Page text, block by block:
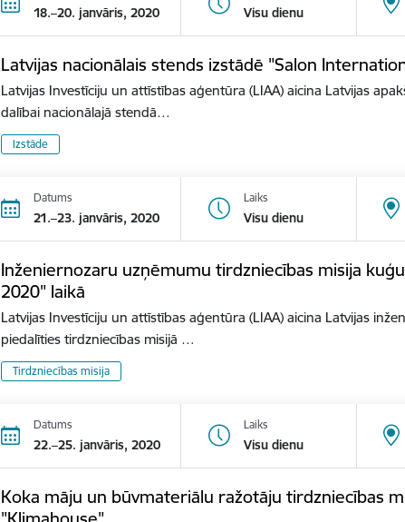
18.–20. janvāris, 2020 Visu dienu
Latvijas nacionālais stends izstādē "Salon
Latvijas Investīciju un attīstības aģentūra (LIAA) aicina Latvijas
dalībai nacionālajā stendā…
Izstāde
Datums
21.–23. janvāris, 2020
Laiks
Visu dienu
Inženiernozaru uzņēmumu tirdzniecības misija
2020" laikā
Latvijas Investīciju un attīstības aģentūra (LIAA) aicina Latvijas
piedalīties tirdzniecības misijā …
Tirdzniecības misija
Datums
22.–25. janvāris, 2020
Laiks
Visu dienu
Koka māju un būvmateriālu ražotāju tirdzniecības